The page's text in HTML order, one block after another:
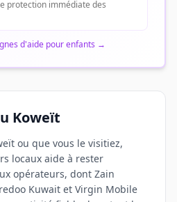
protection immédiate des
d'aide pour enfants →
Koweït
ou que vous le visitiez,
locaux aide à rester
opérateurs, dont Zain
Kuwait et Virgin Mobile